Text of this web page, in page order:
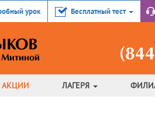
урок Бесплатный тест
АКЦИИ ЛАГЕРЯ